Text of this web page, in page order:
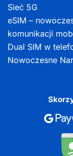
Sieć 5G
eSIM –
komunikacji
Dual SIM w
Nowoczesne